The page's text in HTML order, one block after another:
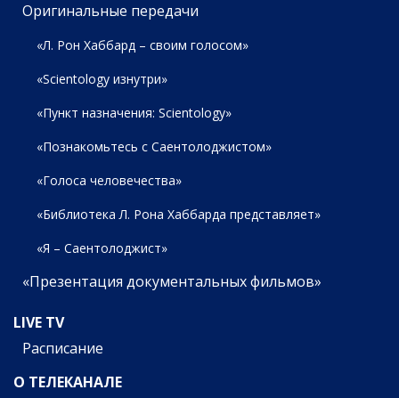
Оригинальные передачи
«Л. Рон Хаббард – своим голосом»
«Scientology изнутри»
«Пункт назначения: Scientology»
«Познакомьтесь с Саентолоджистом»
«Голоса человечества»
«Библиотека Л. Рона Хаббарда представляет»
«Я – Саентолоджист»
«Презентация документальных фильмов»
LIVE TV
Расписание
О ТЕЛЕКАНАЛЕ